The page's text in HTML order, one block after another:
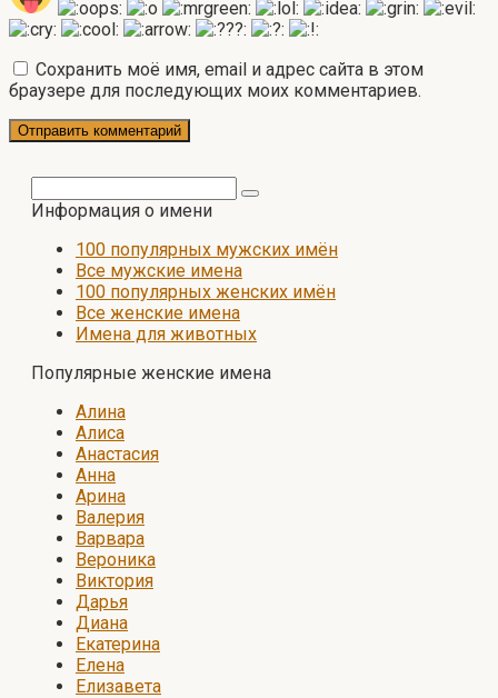
Сохранить моё имя, email и адрес сайта в этом
браузере для последующих моих комментариев.
Информация о имени
100 популярных мужских имён
Все мужские имена
100 популярных женских имён
Все женские имена
Имена для животных
Популярные женские имена
Алина
Алиса
Анастасия
Анна
Арина
Валерия
Варвара
Вероника
Виктория
Дарья
Диана
Екатерина
Елена
Елизавета